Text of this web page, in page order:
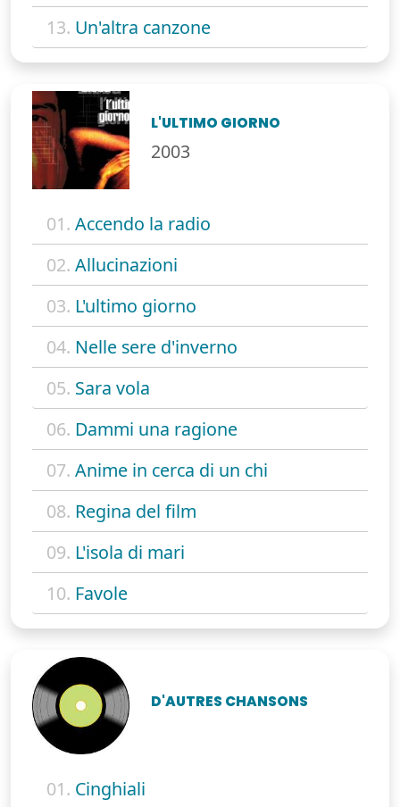
13. Un'altra canzone
L'ULTIMO GIORNO
2003
01. Accendo la radio
02. Allucinazioni
03. L'ultimo giorno
04. Nelle sere d'inverno
05. Sara vola
06. Dammi una ragione
07. Anime in cerca di un chi
08. Regina del film
09. L'isola di mari
10. Favole
D'AUTRES CHANSONS
01. Cinghiali